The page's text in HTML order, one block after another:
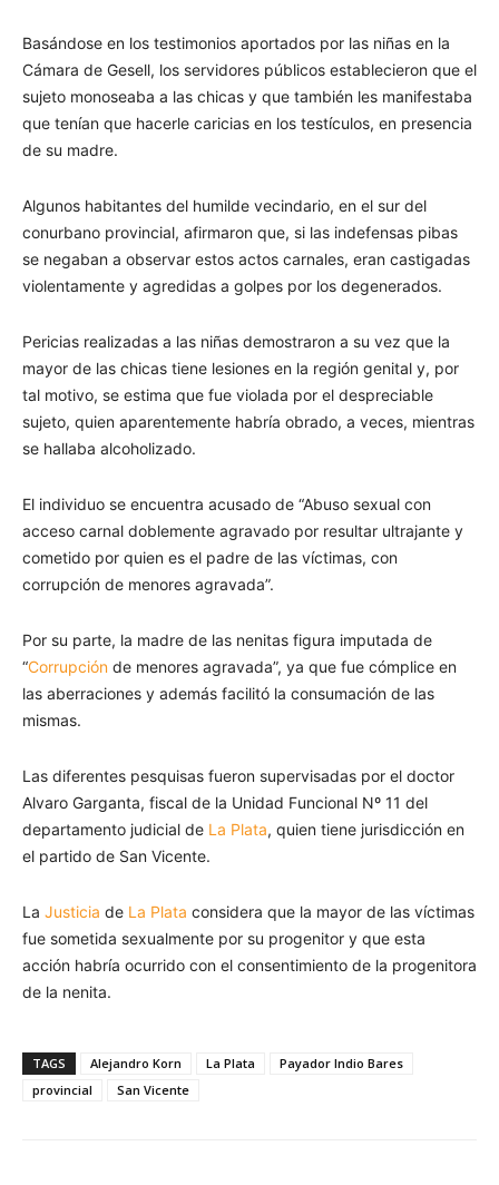
Basándose en los testimonios aportados por las niñas en la
Cámara de Gesell, los servidores públicos establecieron que el
sujeto monoseaba a las chicas y que también les manifestaba
que tenían que hacerle caricias en los testículos, en presencia
de su madre.
Algunos habitantes del humilde vecindario, en el sur del
conurbano provincial, afirmaron que, si las indefensas pibas
se negaban a observar estos actos carnales, eran castigadas
violentamente y agredidas a golpes por los degenerados.
Pericias realizadas a las niñas demostraron a su vez que la
mayor de las chicas tiene lesiones en la región genital y, por
tal motivo, se estima que fue violada por el despreciable
sujeto, quien aparentemente habría obrado, a veces, mientras
se hallaba alcoholizado.
El individuo se encuentra acusado de “Abuso sexual con
acceso carnal doblemente agravado por resultar ultrajante y
cometido por quien es el padre de las víctimas, con
corrupción de menores agravada”.
Por su parte, la madre de las nenitas figura imputada de
“Corrupción de menores agravada”, ya que fue cómplice en
las aberraciones y además facilitó la consumación de las
mismas.
Las diferentes pesquisas fueron supervisadas por el doctor
Alvaro Garganta, fiscal de la Unidad Funcional Nº 11 del
departamento judicial de La Plata, quien tiene jurisdicción en
el partido de San Vicente.
La Justicia de La Plata considera que la mayor de las víctimas
fue sometida sexualmente por su progenitor y que esta
acción habría ocurrido con el consentimiento de la progenitora
de la nenita.
TAGS Alejandro Korn La Plata
Payador Indio Bares
provincial
San Vicente